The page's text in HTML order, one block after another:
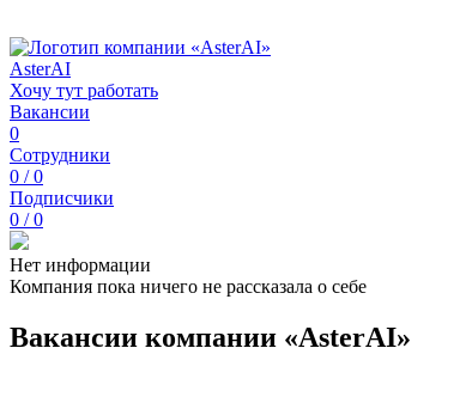
AsterAI
Хочу тут работать
Вакансии
0
Сотрудники
0 / 0
Подписчики
0 / 0
Нет информации
Компания пока ничего не рассказала о себе
Вакансии компании «AsterAI»